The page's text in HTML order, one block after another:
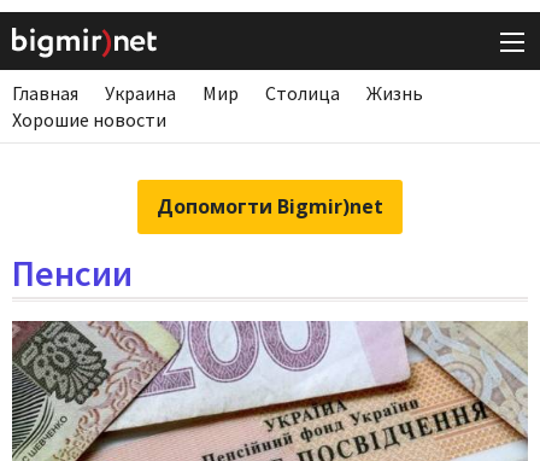
Главная Украина Мир Столица
Жизнь
Хорошие новости
Допомогти Bigmir)net
Пенсии